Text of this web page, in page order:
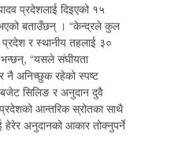
प्रदेशलाई दिइएको १५
बताउँछन् । “केन्द्रले कुल
र स्थानीय तहलाई ३०
“यसले संघीयता
नै अनिच्छुक रहेको स्पष्ट
सिलिङ र अनुदान दुवै
आन्तरिक स्रोतका साथै
हेरेर अनुदानको आकार तोक्नुपर्ने